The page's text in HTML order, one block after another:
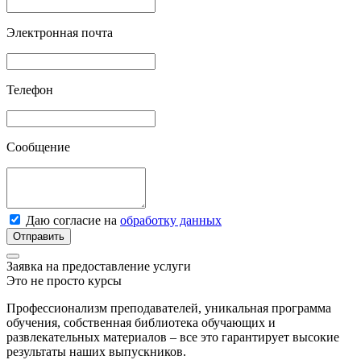
Электронная почта
Телефон
Сообщение
Даю согласие на обработку данных
Отправить
Заявка на предоставление услуги
Это не просто курсы
Профессионализм преподавателей, уникальная программа
обучения, собственная библиотека обучающих и
развлекательных материалов – все это гарантирует высокие
результаты наших выпускников.